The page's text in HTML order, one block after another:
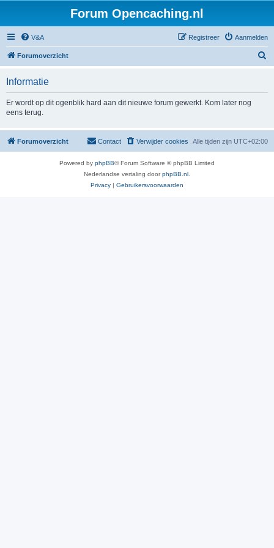
Forum Opencaching.nl
V&A Aanmelden
Registreer
Forumoverzicht
Informatie
Er wordt op dit ogenblik hard aan dit nieuwe forum gewerkt. Kom later nog
eens terug.
Forumoverzicht Alle tijden zijn UTC+02:00
Verwijder cookies
Contact
Powered by phpBB® Forum Software © phpBB Limited
Nederlandse vertaling doorphpBB.nl
Privacy | Gebruikersvoorwaarden